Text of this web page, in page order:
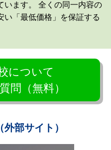
います。 全くの同一内容の
い「最低価格」を保証する
について
問（無料）
部サイト）